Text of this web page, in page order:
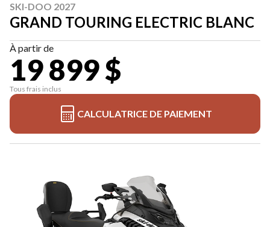
SKI-DOO 2027
GRAND TOURING ELECTRIC BLANC
À partir de
19 899 $
Tous frais inclus
CALCULATRICE DE PAIEMENT